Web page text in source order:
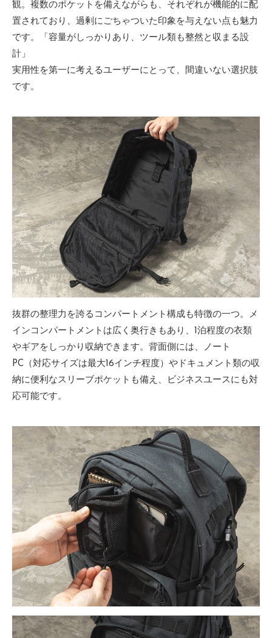
観。複数のポケットを備えながらも、それぞれが機能的に配
置されており、過剰にごちゃついた印象を与えない点も魅力
です。「容量がしっかりあり、ツール類も整然と収まる設
計」
実用性を第一に考えるユーザーにとって、間違いない選択肢
です。
抜群の整理力を誇るコンパートメント構成も特徴の一つ。メ
インコンパートメントは広く奥行きもあり、1泊程度の衣類
やギアをしっかり収納できます。背面側には、ノート
PC（対応サイズは最大16インチ程度）やドキュメント類の収
納に便利なスリーブポケットも備え、ビジネスユースにも対
応可能です。